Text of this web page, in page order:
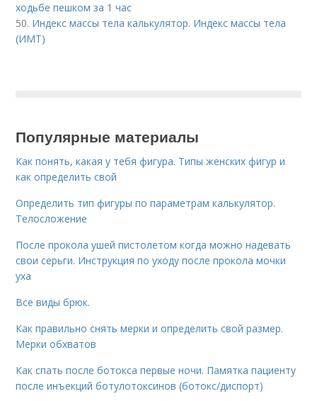
ходьбе пешком за 1 час
50. Индекс массы тела калькулятор. Индекс массы тела
(ИМТ)
Популярные материалы
Как понять, какая у тебя фигура. Типы женских фигур и
как определить свой
Определить тип фигуры по параметрам калькулятор.
Телосложение
После прокола ушей пистолетом когда можно надевать
свои серьги. Инструкция по уходу после прокола мочки
уха
Все виды брюк.
Как правильно снять мерки и определить свой размер.
Мерки обхватов
Как спать после ботокса первые ночи. Памятка пациенту
после инъекций ботулотоксинов (ботокс/диспорт)